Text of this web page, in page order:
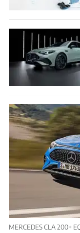
MERCEDES CLA 200+